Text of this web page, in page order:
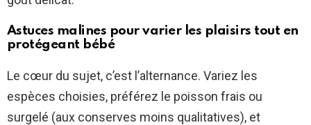
Astuces malines pour varier les plaisirs tout en
protégeant bébé
Le cœur du sujet, c’est l’alternance. Variez les
espèces choisies, préférez le poisson frais ou
surgelé (aux conserves moins qualitatives), et